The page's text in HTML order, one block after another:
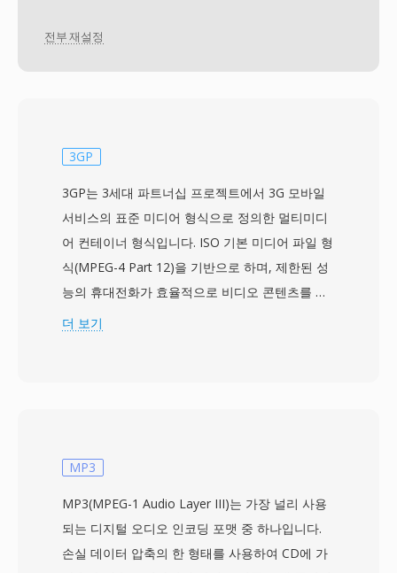
전부 재설정
3GP
3GP는 3세대 파트너십 프로젝트에서 3G 모바일
서비스의 표준 미디어 형식으로 정의한 멀티미디
어 컨테이너 형식입니다. ISO 기본 미디어 파일 형
식(MPEG-4 Part 12)을 기반으로 하며, 제한된 성
능의 휴대전화가 효율적으로 비디오 콘텐츠를 촬
영, 저장, 재생할 수 있도록 저장 용량과 대역폭 요
하던 시절, 모바일 기기에 멀티미디어를 도입하는
너는 일반 MP4 파일에 있는 오버헤드를 제거하여
느린 3G 연결에서도 안정적으로 스트리밍할 수 있
는 상당히 작은 파일을 생성합니다. 3GP는 GSM
더 보기
MP3
MP3(MPEG-1 Audio Layer III)는 가장 널리 사용
되는 디지털 오디오 인코딩 포맷 중 하나입니다.
손실 데이터 압축의 한 형태를 사용하여 CD에 가